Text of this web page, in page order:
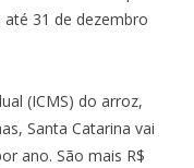
31 de dezembro
(ICMS) do arroz,
Santa Catarina vai
ano. São mais R$